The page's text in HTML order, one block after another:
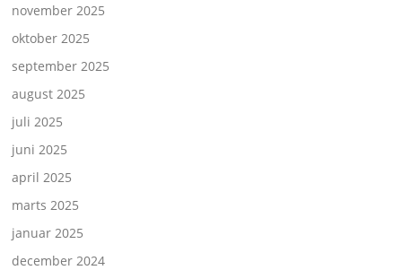
november 2025
oktober 2025
september 2025
august 2025
juli 2025
juni 2025
april 2025
marts 2025
januar 2025
december 2024